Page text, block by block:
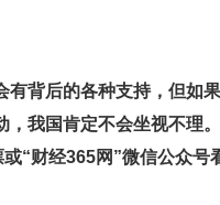
有背后的各种支持，但如
，我国肯定不会坐视不理
或“财经365网”微信公众号